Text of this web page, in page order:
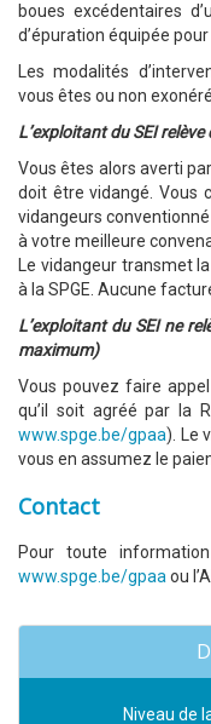
boues excédentaires
d’épuration équipée
Les modalités
vous êtes ou non
L’exploitant du SEI relève
Vous êtes alors averti
doit être vidangé. Vous
vidangeurs
à votre meilleure
Le vidangeur transmet
à la SPGE. Aucune
L’exploitant du SEI ne
maximum)
Vous pouvez faire
qu’il soit agréé par la
www.spge.be/gpaa). Le
vous en assumez le
Contact
Pour toute
www.spge.be/gpaaou
Niveau de